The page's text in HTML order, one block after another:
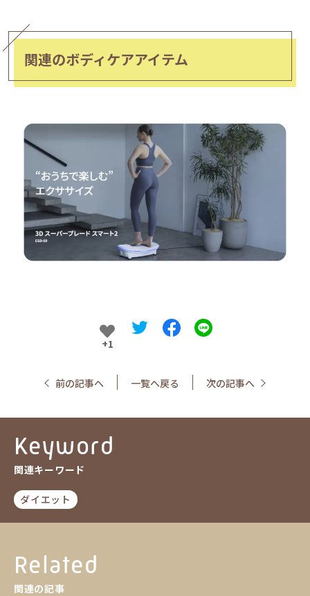
関連のボディケアアイテム
+1
前の記事へ 一覧へ戻る 次の記事へ
Keyword
関連キーワード
ダイエット
Related
関連の記事